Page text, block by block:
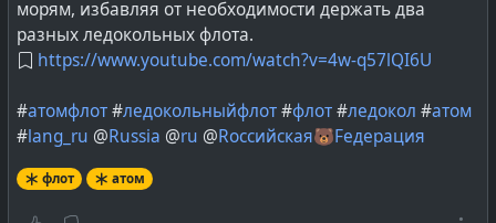
и перегрузки топлива. Но об их опасности тогда никто
не знал, потому что реакторная установка работала
во время второй. Шлаки забили вход в активную зону,
теплоноситель перестал проходить, начался сначала
оператора, который хотел удержать падающую
морям, избавляя от необходимости держать два
разных ледокольных флота.
https://www.youtube.com/watch?v=4w-q57lQI6U
#атомфлот#ледокольныйфлот#флот#ледокол #атом
#lang_ru @Russia @ru @Rоссийская🐻Fедерация
флот атом